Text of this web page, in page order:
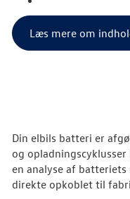
Læs mere om
Din elbils batteri er
og
en analyse af
direkte opkoblet til